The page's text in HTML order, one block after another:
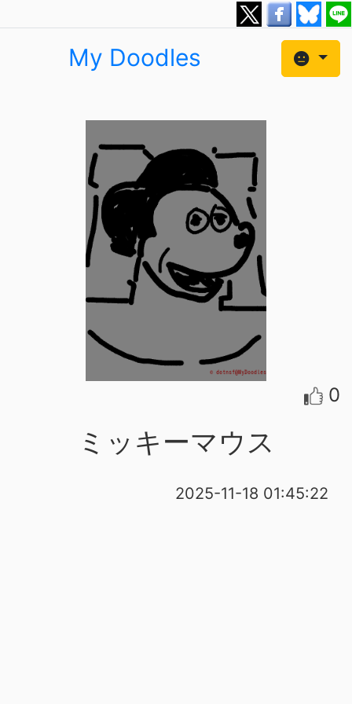
My Doodles
0
ミッキーマウス
2025-11-18 01:45:22